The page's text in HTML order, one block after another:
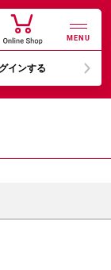
MENU
インする